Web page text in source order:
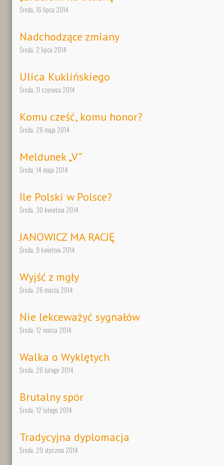
Środa, 16 lipca 2014
Nadchodzące zmiany
Środa, 2 lipca 2014
Ulica Kuklińskiego
Środa, 11 czerwca 2014
Komu cześć, komu honor?
Środa, 28 maja 2014
Meldunek „V”
Środa, 14 maja 2014
Ile Polski w Polsce?
Środa, 30 kwietnia 2014
JANOWICZ MA RACJĘ
Środa, 9 kwietnia 2014
Wyjść z mgły
Środa, 26 marca 2014
Nie lekceważyć sygnałów
Środa, 12 marca 2014
Walka o Wyklętych
Środa, 26 lutego 2014
Brutalny spór
Środa, 12 lutego 2014
Tradycyjna dyplomacja
Środa, 29 stycznia 2014